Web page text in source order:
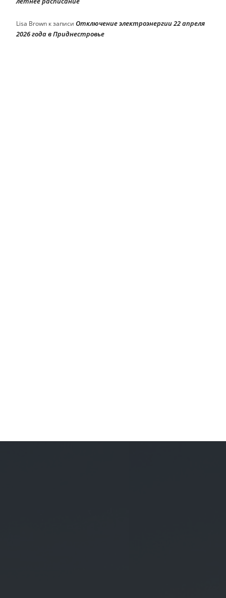
Lisa Brown к записи Отключение электроэнергии 22 апреля
2026 года в Приднестровье